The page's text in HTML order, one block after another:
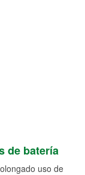
de batería
uso de